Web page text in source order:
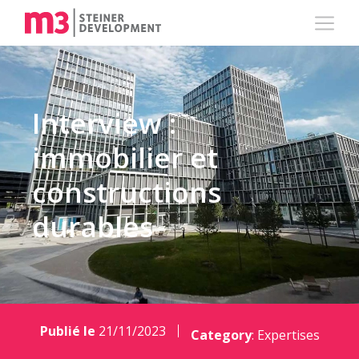
Interview :
immobilier et
constructions
durables
Publié le 21/11/2023 Category: Expertises